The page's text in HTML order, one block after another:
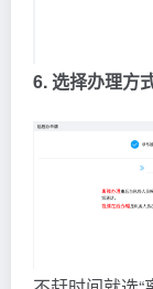
6. 选择办理方